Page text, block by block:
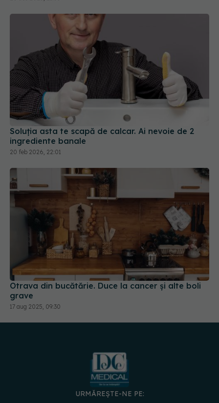
Soluția asta te scapă de calcar. Ai nevoie de 2
ingrediente banale
20 feb 2026, 22:01
Otrava din bucătărie. Duce la cancer și alte boli
grave
17 aug 2025, 09:30
URMĂREȘTE-NE PE: